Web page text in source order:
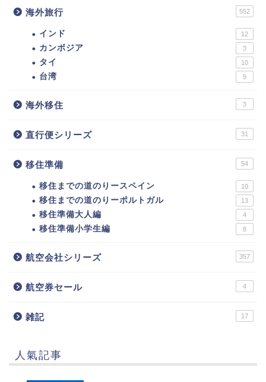
海外旅行 552
インド 12
カンボジア 3
タイ 10
台湾 9
海外移住 3
直行便シリーズ 31
移住準備 54
移住までの道のりースペイン 10
移住までの道のりーポルトガル 13
移住準備大人編 4
移住準備小学生編 8
航空会社シリーズ 357
航空券セール 4
雑記 17
人氣記事